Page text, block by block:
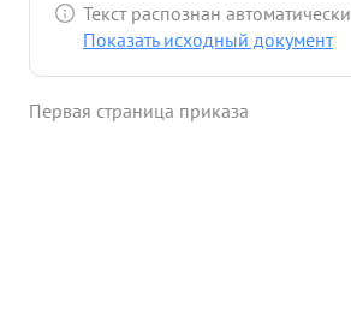
Текст распознан автоматически
Показать исходный документ
Первая страница приказа